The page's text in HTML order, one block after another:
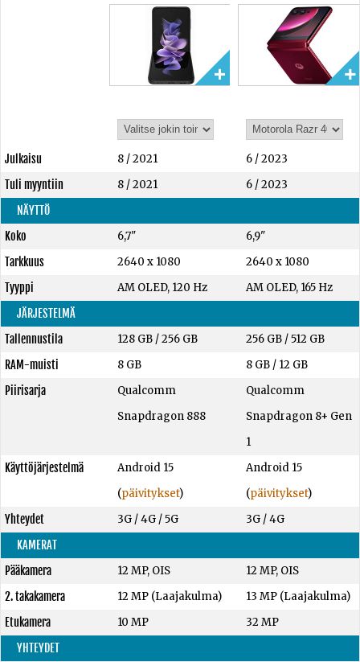
Julkaisu 8 / 2021
6 / 2023
Tuli myyntiin
8 / 2021
6 / 2023
NÄYTTÖ
Koko
6,7"
6,9"
Tarkkuus
2640 x 1080
2640 x 1080
Tyyppi
AM OLED, 120 Hz
AM OLED, 165 Hz
JÄRJESTELMÄ
Tallennustila
128 GB/256 GB 256 GB /512 GB
RAM-muisti
8 GB 8 GB / 12 GB
Piirisarja
Qualcomm
Snapdragon 888
Qualcomm
Snapdragon 8+ Gen
1
Käyttöjärjestelmä
Android 15
(päivitykset)
Android 15
(päivitykset)
Yhteydet
3G / 4G / 5G
3G / 4G
KAMERAT
Pääkamera
12 MP, OIS
12 MP, OIS
2. takakamera
12 MP (Laajakulma)
13 MP (Laajakulma)
Etukamera
10 MP
32 MP
YHTEYDET